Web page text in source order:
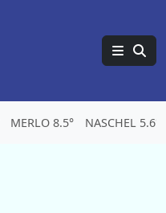
MERLO 8.5° NASCHEL 5.6°